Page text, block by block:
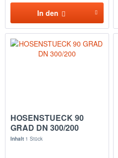
In den
HOSENSTUECK 90
GRAD DN 300/200
Inhalt 1 Stück